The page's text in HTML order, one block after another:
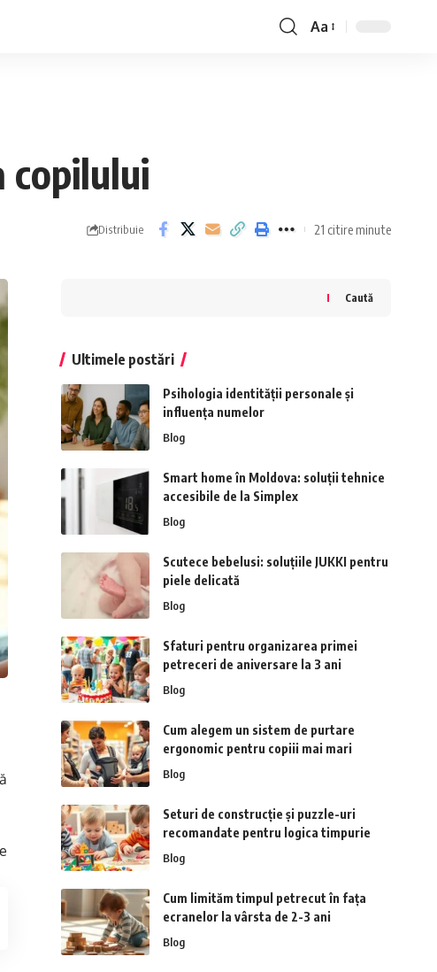
Font
Aa
copilului
Distribuie 21 citire minute
Caută
Ultimele postări
Psihologia identității personale și
influența numelor
Blog
Smart home în Moldova: soluții tehnice
accesibile de la Simplex
Blog
Scutece bebelusi: soluțiile JUKKI pentru
piele delicată
Blog
Sfaturi pentru organizarea primei
petreceri de aniversare la 3 ani
Blog
Cum alegem un sistem de purtare
ergonomic pentru copiii mai mari
Blog
Seturi de construcție și puzzle-uri
recomandate pentru logica timpurie
Blog
Cum limităm timpul petrecut în fața
ecranelor la vârsta de 2-3 ani
Blog